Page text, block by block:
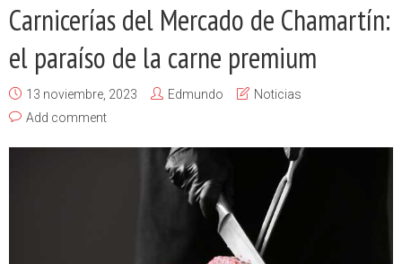
Carnicerías del Mercado de Chamartín:
el paraíso de la carne premium
13 noviembre, 2023 Edmundo
Noticias
Add comment